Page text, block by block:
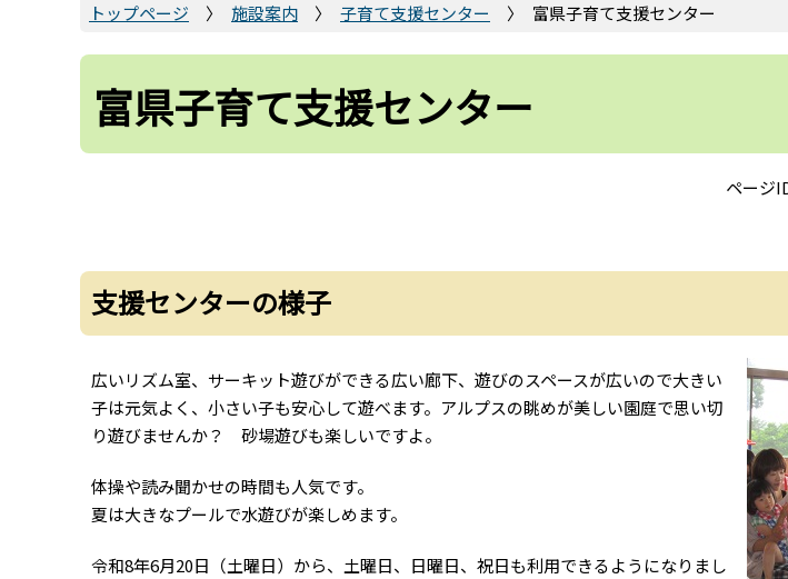
トップページ 施設案内 子育て支援センター 富県子育て支援センター
富県子育て支援センター
ページ
支援センターの様子
広いリズム室、サーキット遊びができる広い廊下、遊びのスペースが広いので大きい
子は元気よく、小さい子も安心して遊べます。アルプスの眺めが美しい園庭で思い切
り遊びませんか？ 砂場遊びも楽しいですよ。
体操や読み聞かせの時間も人気です。
夏は大きなプールで水遊びが楽しめます。
令和8年6月20日（土曜日）から、土曜日、日曜日、祝日も利用できるようになりまし